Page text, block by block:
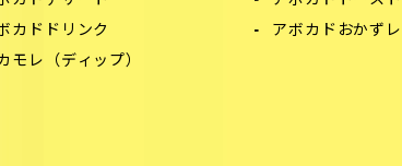
カドドリンク
モレ（ディップ）
アボカドおかず